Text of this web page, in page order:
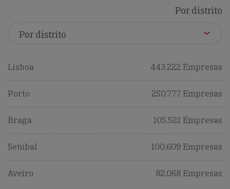
Por distrito
Lisboa 443,222 Empresas
Porto 250,777 Empresas
Braga 105,521 Empresas
Setúbal 100,609 Empresas
Aveiro 82,068 Empresas